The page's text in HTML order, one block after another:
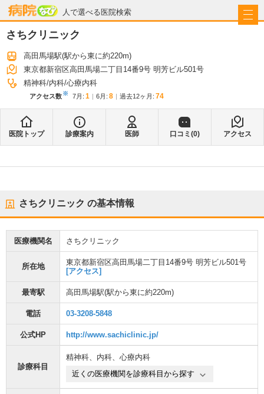
人で選べる医院検索
病院なび
さちクリニック
高田馬場駅(駅から東に約220m)
東京都新宿区高田馬場二丁目14番9号 明芳ビル501号
精神科 内科 心療内科
アクセス数※ 7月 : 1 6月 : 8 過去12ヶ月: 74
医院トップ 診療案内 医師 口コミ(0) アクセス
さちクリニック の基本情報
医療機関名 さちクリニック
所在地
東京都新宿区高田馬場二丁目14番9号 明芳ビル501号
[アクセス]
最寄駅 高田馬場駅(駅から東に約220m)
電話 03-3208-5848
公式HP http://www.sachiclinic.jp/
診療科目
精神科、 内科、 心療内科
近くの医療機関を診療科目から探す